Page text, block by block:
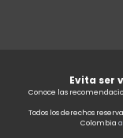
Evita ser
Conoce las
Todos los derechos
Colombia